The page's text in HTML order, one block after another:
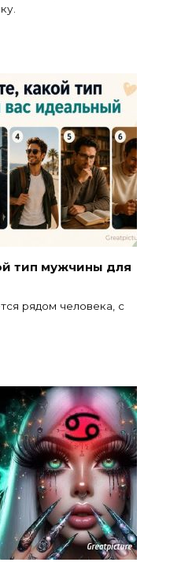
тип мужчины для
рядом человека, с